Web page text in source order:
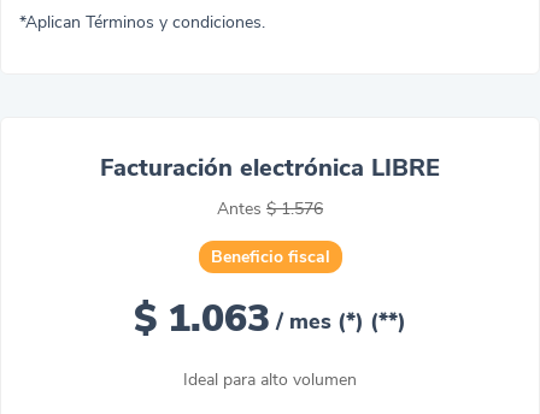
*Aplican Términos y condiciones.
Facturación electrónica LIBRE
Antes $ 1.576
Beneficio fiscal
$ 1.063 / mes (*) (**)
Ideal para alto volumen